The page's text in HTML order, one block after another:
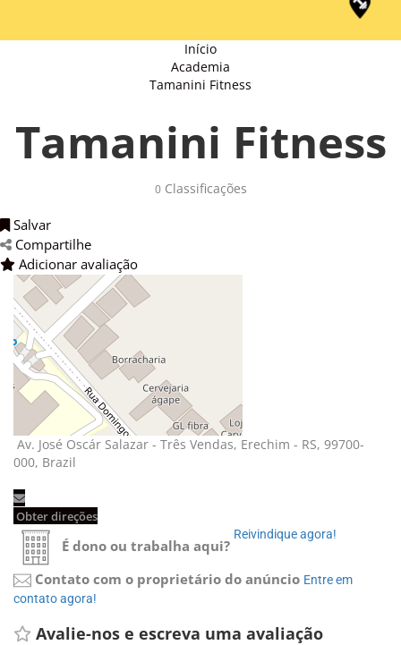
Início
Academia
Tamanini Fitness
Tamanini Fitness
0Classificações
Salvar
Compartilhe
Adicionar avaliação
Av. José Oscár Salazar - Três Vendas, Erechim - RS, 99700-
000, Brazil
Obter direções
É dono ou trabalha aqui?
Reivindique agora!
Contato com o proprietário do anúncio Entre em
contato agora!
Avalie-nos e escreva uma avaliação